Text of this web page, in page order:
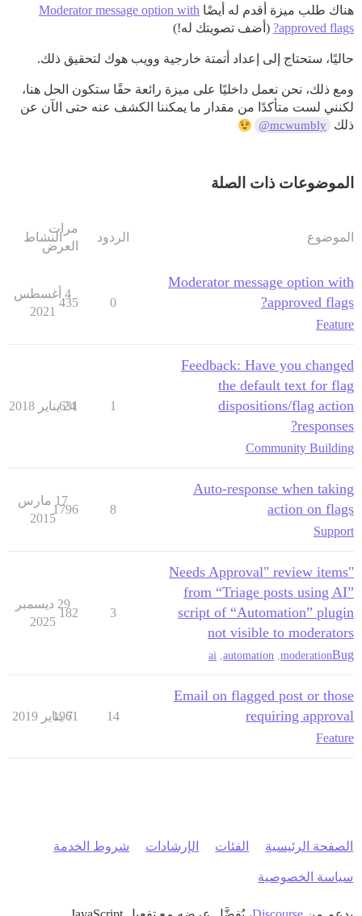
هناك طلب ميزة أقدم له أيضًا Moderator message option with
approved flags?
(أضف تصويتك له!)
حاليًا، ستحتاج إلى إعداد أتمتة خارجية وويب هوك لتحقيق ذلك.
ومع ذلك، نحن نعمل داخليًا على ميزة رائعة حقًا ستكون الحل هنا،
لكنني لست متأكدًا من مقدار ما يمكننا الكشف عنه حتى الآن عن
ذلك
@mcwumbly
الموضوعات ذات الصلة
الموضوع الردود
مرات
العرض
النشاط
Moderator message option with
approved flags?
Feature
0
435
4 أغسطس
2021
Feedback: Have you changed
the default text for flag
dispositions/flag action
responses?
Community Building
1
631
24 يناير 2018
Auto-response when taking
action on flags
Support
8
1796
17 مارس
2015
"Needs Approval" review items
from “Triage posts using AI”
script of “Automation” plugin
not visible to moderators
Bug
moderation
automation
ai
3
182
29 ديسمبر
2025
Email on flagged post or those
requiring approval
Feature
14
1961
7 يناير 2019
الصفحة الرئيسية الفئات الإرشادات شروط الخدمة
سياسة الخصوصية